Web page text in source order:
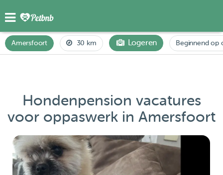
Amersfoort 30 km Logeren Beginnend op
Hondenpension vacatures
voor oppaswerk in Amersfoort